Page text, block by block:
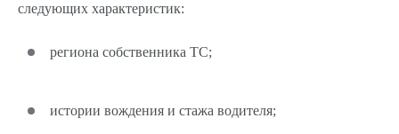
следующих характеристик:
региона собственника ТС;
истории вождения и стажа водителя;